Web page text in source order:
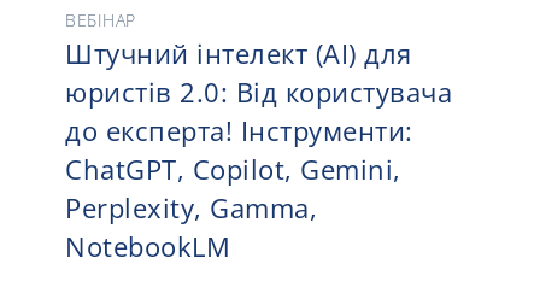
ВЕБІНАР
Штучний інтелект (AI) для
юристів 2.0: Від користувача
до експерта! Інструменти:
ChatGPT, Copilot, Gemini,
Perplexity, Gamma,
NotebookLM